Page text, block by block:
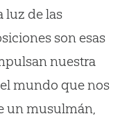
luz de las
son esas
nuestra
mundo que nos
un musulmán,